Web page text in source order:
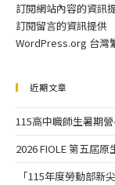
訂閱網站內容的資訊
訂閱留言的資訊提供
WordPress.org 台灣
近期文章
115高中職師生暑期
2026 FIOLE 第五屆
「115年度勞動部新